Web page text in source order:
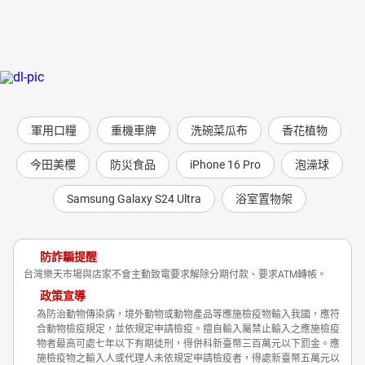
軍用口糧 重機車牌 洗碗菜瓜布 香花植物
今田美櫻 防災食品 iPhone 16 Pro 泡澡球
Samsung Galaxy S24 Ultra 浴室置物架
防詐騙提醒
台灣樂天市場與店家不會主動致電要求解除分期付款、要求ATM轉帳。
政策宣導
為防治動物傳染病，境外動物或動物產品等應施檢疫物輸入我國，應符
合動物檢疫規定，並依規定申請檢疫。擅自輸入屬禁止輸入之應施檢疫
物者最高可處七年以下有期徒刑，得併科新臺幣三百萬元以下罰金。應
施檢疫物之輸入人或代理人未依規定申請檢疫者，得處新臺幣五萬元以